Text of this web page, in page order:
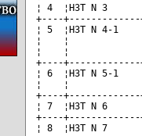
¦ 4  ¦НЗТ N 3
+----
¦ 5  ¦НЗТ N 4-1
¦    ¦
¦    ¦
+----
¦ 6  ¦НЗТ N 5-1
¦    ¦
+----
¦ 7  ¦НЗТ N 6
+----
¦ 8  ¦НЗТ N 7